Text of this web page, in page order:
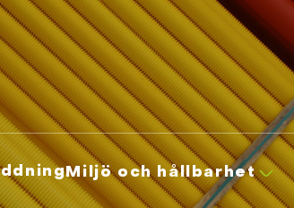
Miljö och hållbarhet